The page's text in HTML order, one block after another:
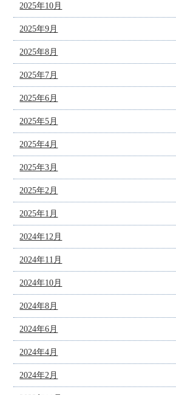
2025年10月
2025年9月
2025年8月
2025年7月
2025年6月
2025年5月
2025年4月
2025年3月
2025年2月
2025年1月
2024年12月
2024年11月
2024年10月
2024年8月
2024年6月
2024年4月
2024年2月